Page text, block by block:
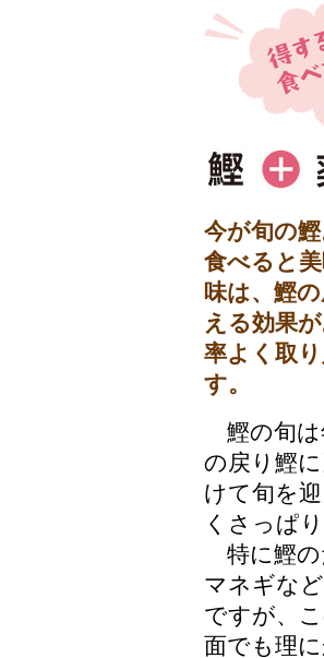
今が旬の
食べると
味は、鰹
える効果
率よく取
す。
鰹の旬は
の戻り鰹
けて旬を
くさっぱ
特に鰹の
マネギな
ですが、
面でも理